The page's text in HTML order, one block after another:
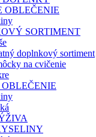
OBLEČENIE
SORTIMENT
doplnkový sortiment
na cvičenie